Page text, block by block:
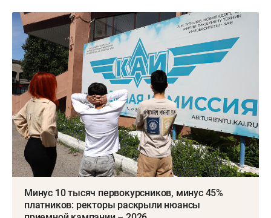
Минус 10 тысяч первокурсников, минус 45%
платников: ректоры раскрыли нюансы